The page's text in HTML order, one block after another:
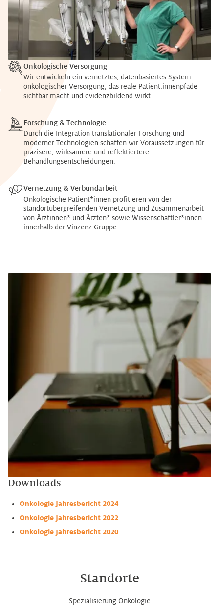
Onkologische Versorgung
Wir entwickeln ein vernetztes, datenbasiertes System
onkologischer Versorgung, das reale Patient:innenpfade
sichtbar macht und evidenzbildend wirkt.
Forschung & Technologie
Durch die Integration translationaler Forschung und
moderner Technologien schaffen wir Voraussetzungen für
präzisere, wirksamere und reflektiertere
Behandlungsentscheidungen.
Vernetzung & Verbundarbeit
Onkologische Patient*innen profitieren von der
standortübergreifenden Vernetzung und Zusammenarbeit
von Ärztinnen* und Ärzten* sowie Wissenschaftler*innen
innerhalb der Vinzenz Gruppe.
Downloads
Onkologie Jahresbericht 2024
Onkologie Jahresbericht 2022
Onkologie Jahresbericht 2020
Standorte
Spezialisierung Onkologie